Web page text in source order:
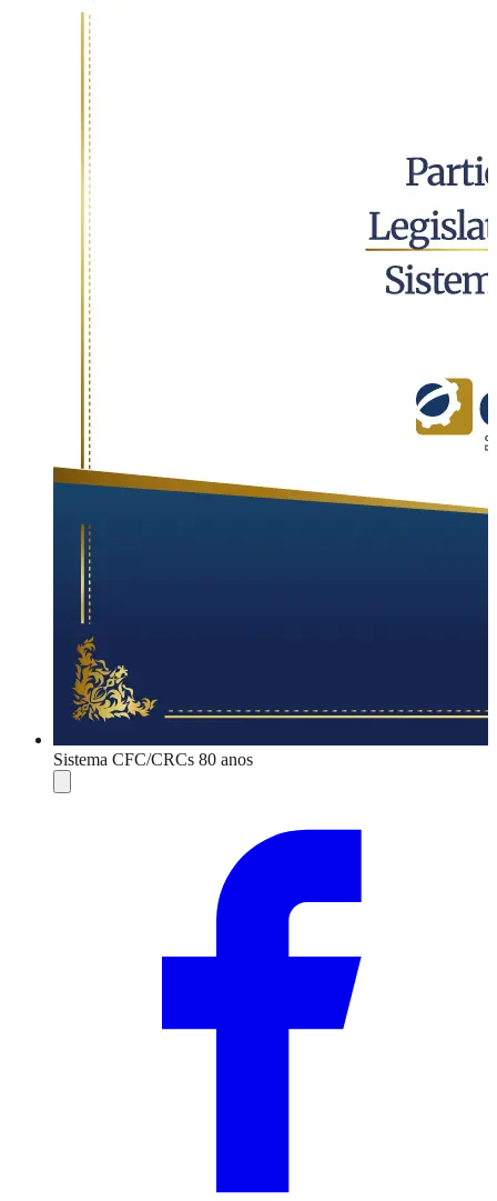
Sistema CFC/CRCs 80 anos
Compartilhar